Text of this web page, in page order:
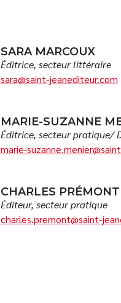
SARA MARCOUX
Éditrice, secteur littéraire
sara@saint-jeanediteur.com
MARIE-SUZANNE
Éditrice, secteur pratique/
marie-
CHARLES PRÉMONT
Éditeur, secteur pratique
charles.premont@saint-